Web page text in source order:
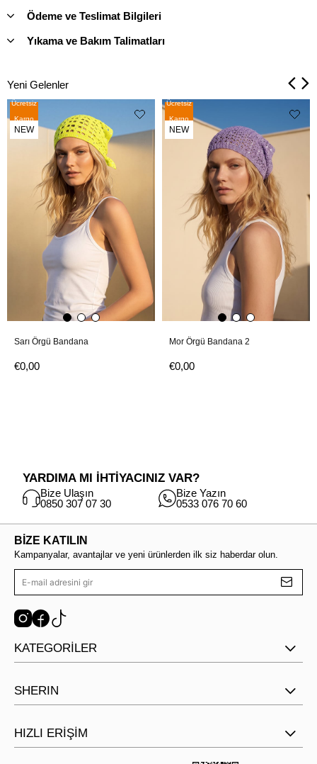
Ödeme ve Teslimat Bilgileri
Yıkama ve Bakım Talimatları
Yeni Gelenler
Sarı Örgü Bandana
€0,00
Ücretsiz
Kargo
NEW
Mor Örgü Bandana 2
€0,00
Ücretsiz
Kargo
NEW
YARDIMA MI İHTİYACINIZ VAR?
Bize Ulaşın
0850 307 07 30
Bize Yazın
0533 076 70 60
BİZE KATILIN
Kampanyalar, avantajlar ve yeni ürünlerden ilk siz haberdar olun.
KATEGORİLER
SHERIN
HIZLI ERİŞİM